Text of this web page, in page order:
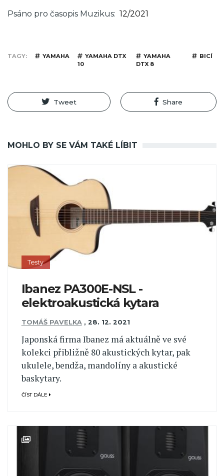
Psáno pro časopis Muzikus 12/2021
TAGY YAMAHA
YAMAHA DTX
10
YAMAHA
DTX 8
BICÍ
Tweet Share
MOHLO BY SE VÁM TAKÉ LÍBIT
Testy
Ibanez PA300E-NSL -
elektroakustická kytara
TOMÁŠ PAVELKA , 28. 12. 2021
Japonská firma Ibanez má aktuálně ve své
kolekci přibližně 80 akustických kytar, pak
ukulele, bendža, mandolíny a akustické
baskytary.
ČÍST DÁLE